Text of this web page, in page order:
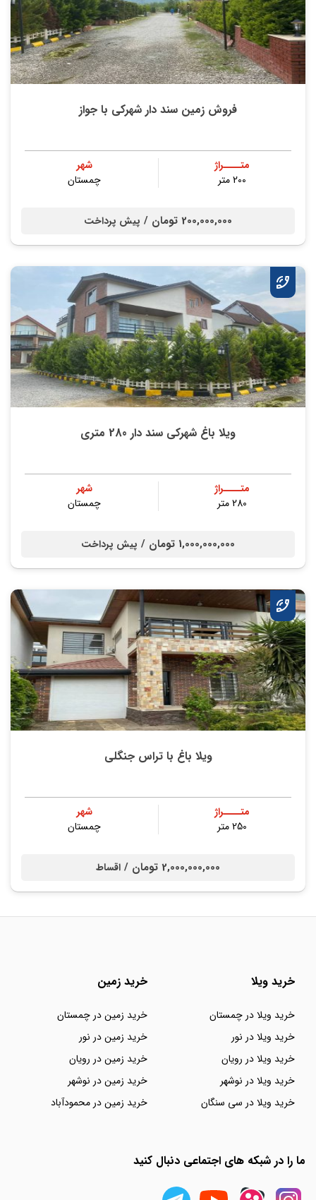
فروش زمین سند دار شهرکی با جواز
متــــراژ
200 متر
شهر
چمستان
200,000,000 تومان / پیش پرداخت
ویلا باغ شهرکی سند دار 280 متری
متــــراژ
280 متر
شهر
چمستان
1,000,000,000 تومان / پیش پرداخت
ویلا باغ با تراس جنگلی
متــــراژ
250 متر
شهر
چمستان
2,000,000,000 تومان / اقساط
خرید ویلا
خرید ویلا در چمستان
خرید ویلا در نور
خرید ویلا در رویان
خرید ویلا در نوشهر
خرید ویلا در سی سنگان
خرید زمین
خرید زمین در چمستان
خرید زمین در نور
خرید زمین در رویان
خرید زمین در نوشهر
خرید زمین در محمودآباد
ما را در شبکه های اجتماعی دنبال کنید